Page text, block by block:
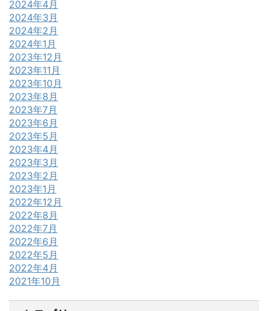
2024年4月
2024年3月
2024年2月
2024年1月
2023年12月
2023年11月
2023年10月
2023年8月
2023年7月
2023年6月
2023年5月
2023年4月
2023年3月
2023年2月
2023年1月
2022年12月
2022年8月
2022年7月
2022年6月
2022年5月
2022年4月
2021年10月